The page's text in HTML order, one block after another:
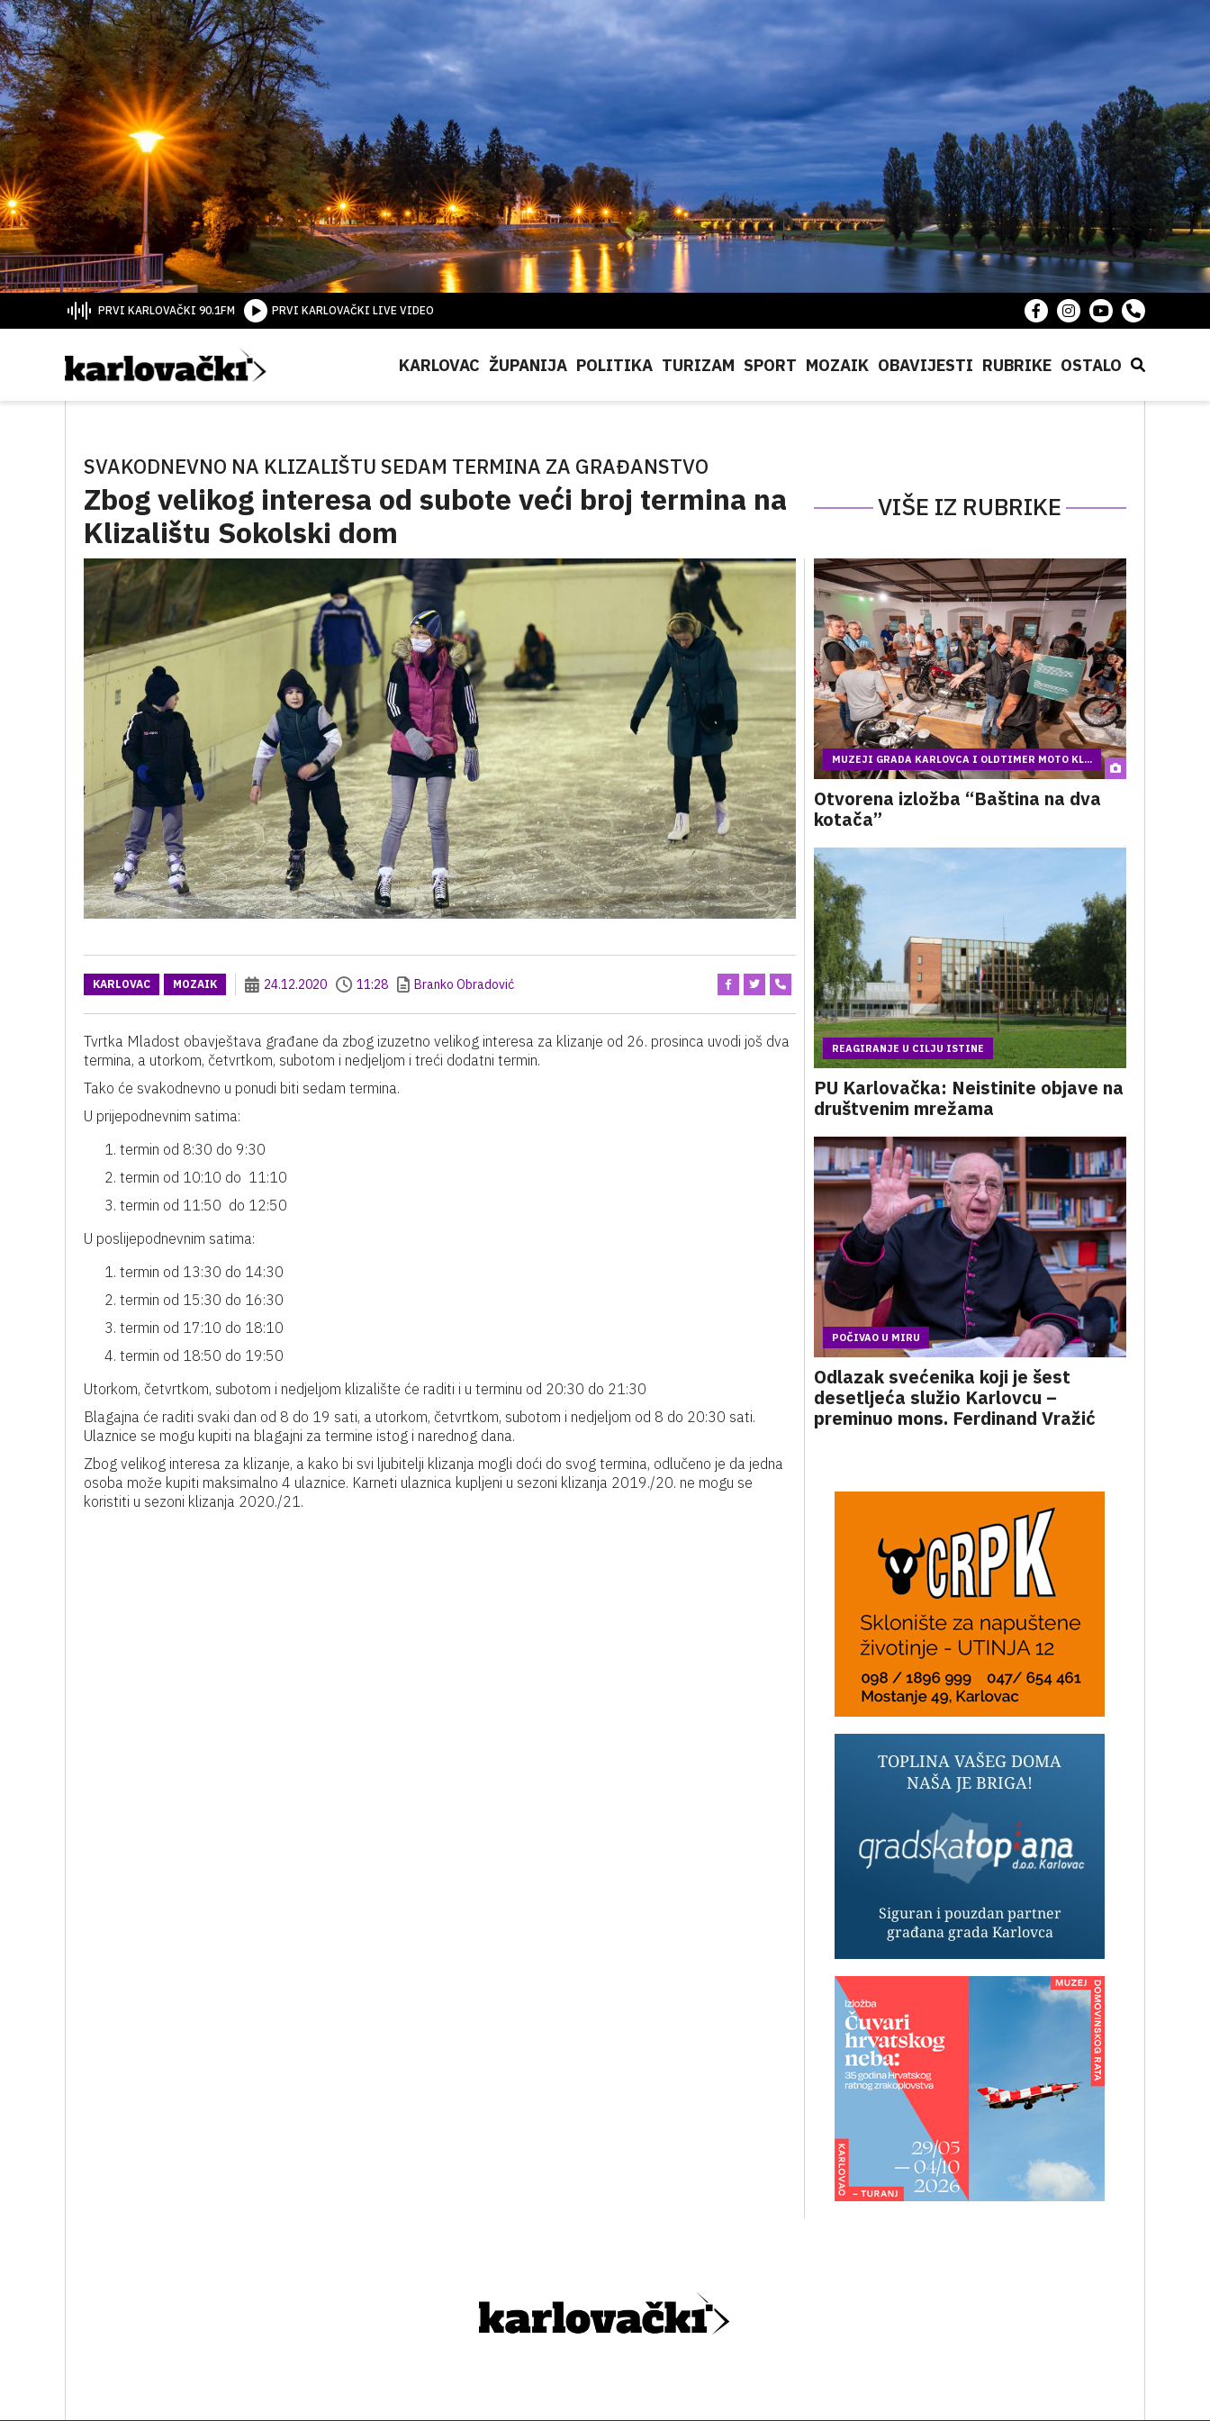
PRVI KARLOVAČKI 90.1FM PRVI KARLOVAČKI LIVE VIDEO
KARLOVAC ŽUPANIJA POLITIKA TURIZAM SPORT MOZAIK OBAVIJESTI RUBRIKE OSTALO
SVAKODNEVNO NA KLIZALIŠTU SEDAM TERMINA ZA GRAĐANSTVO
Zbog velikog interesa od subote veći broj termina na
Klizalištu Sokolski dom
VIŠE IZ RUBRIKE
KARLOVAC MOZAIK 24.12.2020 11:28 Branko Obradović
Tvrtka Mladost obavještava građane da zbog izuzetno velikog interesa za klizanje od 26. prosinca uvodi još dva
termina, a utorkom, četvrtkom, subotom i nedjeljom i treći dodatni termin.
Tako će svakodnevno u ponudi biti sedam termina.
U prijepodnevnim satima:
termin od 8:30 do 9:30
termin od 10:10 do 11:10
termin od 11:50 do 12:50
U poslijepodnevnim satima:
termin od 13:30 do 14:30
termin od 15:30 do 16:30
termin od 17:10 do 18:10
termin od 18:50 do 19:50
Utorkom, četvrtkom, subotom i nedjeljom klizalište će raditi i u terminu od 20:30 do 21:30
Blagajna će raditi svaki dan od 8 do 19 sati, a utorkom, četvrtkom, subotom i nedjeljom od 8 do 20:30 sati.
Ulaznice se mogu kupiti na blagajni za termine istog i narednog dana.
Zbog velikog interesa za klizanje, a kako bi svi ljubitelji klizanja mogli doći do svog termina, odlučeno je da jedna
osoba može kupiti maksimalno 4 ulaznice. Karneti ulaznica kupljeni u sezoni klizanja 2019./20. ne mogu se
koristiti u sezoni klizanja 2020./21.
MUZEJI GRADA KARLOVCA I OLDTIMER MOTO KL...
Otvorena izložba “Baština na dva
kotača”
REAGIRANJE U CILJU ISTINE
PU Karlovačka: Neistinite objave na
društvenim mrežama
POČIVAO U MIRU
Odlazak svećenika koji je šest
desetljeća služio Karlovcu –
preminuo mons. Ferdinand Vražić